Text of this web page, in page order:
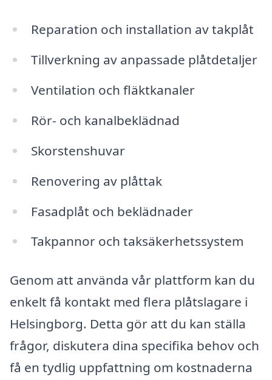
Reparation och installation av takplåt
Tillverkning av anpassade plåtdetaljer
Ventilation och fläktkanaler
Rör- och kanalbeklädnad
Skorstenshuvar
Renovering av plåttak
Fasadplåt och beklädnader
Takpannor och taksäkerhetssystem
Genom att använda vår plattform kan du
enkelt få kontakt med flera plåtslagare i
Helsingborg. Detta gör att du kan ställa
frågor, diskutera dina specifika behov och
få en tydlig uppfattning om kostnaderna